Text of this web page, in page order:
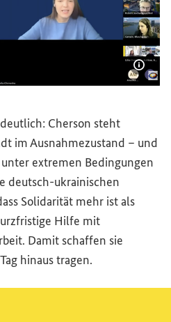
Cherson steht
im Ausnahmezustand – und
extremen Bedingungen
deutsch-ukrainischen
Solidarität mehr ist als
Hilfe mit
Damit schaffen sie
hinaus tragen.